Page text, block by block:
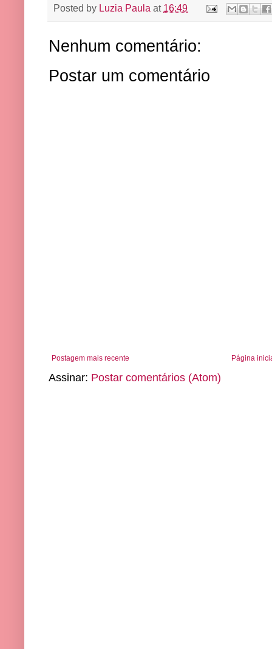
Posted by Luzia Paula at 16:49
Nenhum comentário:
Postar um comentário
Postagem mais recente Página
Assinar: Postar comentários (Atom)